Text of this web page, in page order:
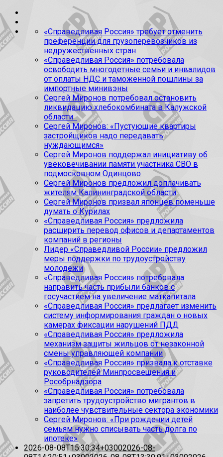
«Справедливая Россия» требует отменить
преференции для грузоперевозчиков из
недружественных стран
«Справедливая Россия» потребовала
освободить многодетные семьи и инвалидов
от оплаты НДС и таможенной пошлины за
импортные минивэны
Сергей Миронов потребовал остановить
ликвидацию хлебокомбината в Калужской
области
Сергей Миронов: «Пустующие квартиры
застройщиков надо передавать
нуждающимся»
Сергей Миронов поддержал инициативу об
увековечивании памяти участника СВО в
подмосковном Одинцово
Сергей Миронов предложил доплачивать
жителям Калининградской области
Сергей Миронов призвал японцев поменьше
думать о Курилах
«Справедливая Россия» предложила
расширить перевод офисов и департаментов
компаний в регионы
Лидер «Справедливой России» предложил
меры поддержки по трудоустройству
молодежи
«Справедливая Россия» потребовала
направить часть прибыли банков с
госучастием на увеличение маткапитала
«Справедливая Россия» предлагает изменить
систему информирования граждан о новых
камерах фиксации нарушений ПДД
«Справедливая Россия» предложила
механизм защиты жильцов от незаконной
смены управляющей компании
«Справедливая Россия» призвала к отставке
руководителей Минпросвещения и
Рособрнадзора
«Справедливая Россия» потребовала
запретить трудоустройство мигрантов в
наиболее чувствительные сектора экономики
Сергей Миронов: «При рождении детей
семьям нужно списывать часть долга по
ипотеке»
2026-08-08T15:30:34+03002026-08-